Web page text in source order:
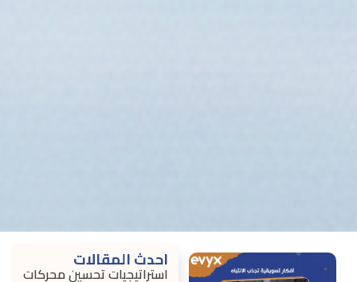
احدث المقالات
استراتيجيات تحسين محركات